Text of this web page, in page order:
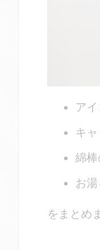
ア
キ
綿棒
お
をまとめ